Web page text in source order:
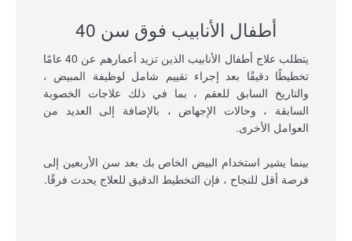
أطفال الأنابيب فوق سن 40
يتطلب علاج أطفال الأنابيب الذين تزيد أعمارهم عن 40 عامًا
تخطيطًا دقيقًا بعد إجراء تقييم شامل لوظيفة المبيض ،
والتاريخ السابق للعقم ، بما في ذلك علاجات الخصوبة
السابقة ، وحالات الإجهاض ، بالإضافة إلى العديد من
العوامل الأخرى.
بينما يشير استخدام البيض الخاص بك بعد سن الأربعين إلى
فرصة أقل للنجاح ، فإن التخطيط الدقيق للعلاج يحدث فرقًا.